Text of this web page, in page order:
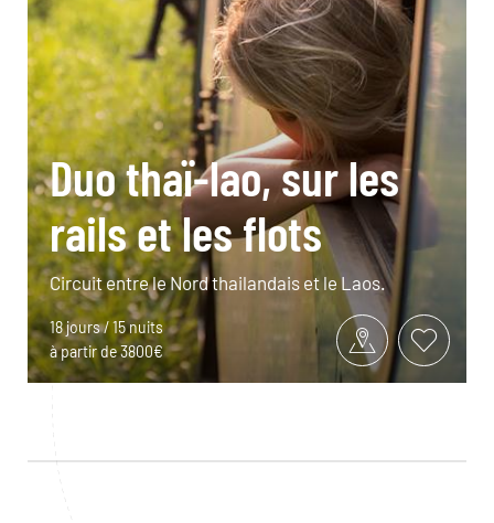
Duo thaï-lao, sur les
rails et les flots
Circuit entre le Nord thailandais et le Laos.
18 jours / 15 nuits
à partir de 3800€